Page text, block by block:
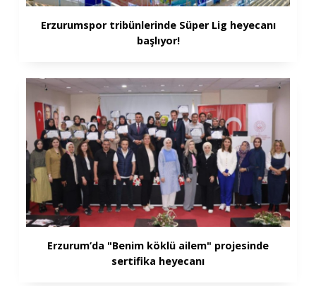
Erzurumspor tribünlerinde Süper Lig heyecanı
başlıyor!
Erzurum’da "Benim köklü ailem" projesinde
sertifika heyecanı